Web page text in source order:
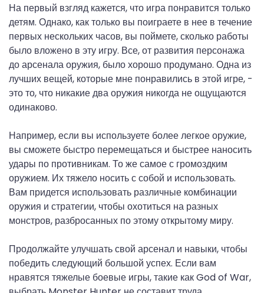
На первый взгляд кажется, что игра понравится только
детям. Однако, как только вы поиграете в нее в течение
первых нескольких часов, вы поймете, сколько работы
было вложено в эту игру. Все, от развития персонажа
до арсенала оружия, было хорошо продумано. Одна из
лучших вещей, которые мне понравились в этой игре, -
это то, что никакие два оружия никогда не ощущаются
одинаково.
Например, если вы используете более легкое оружие,
вы сможете быстро перемещаться и быстрее наносить
удары по противникам. То же самое с громоздким
оружием. Их тяжело носить с собой и использовать.
Вам придется использовать различные комбинации
оружия и стратегии, чтобы охотиться на разных
монстров, разбросанных по этому открытому миру.
Продолжайте улучшать свой арсенал и навыки, чтобы
победить следующий большой успех. Если вам
нравятся тяжелые боевые игры, такие как God of War,